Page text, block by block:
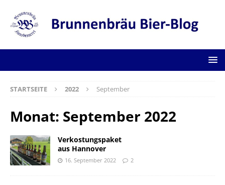
STARTSEITE 2022 September
Monat: September 2022
Verkostungspaket
aus Hannover
16. September 2022 2